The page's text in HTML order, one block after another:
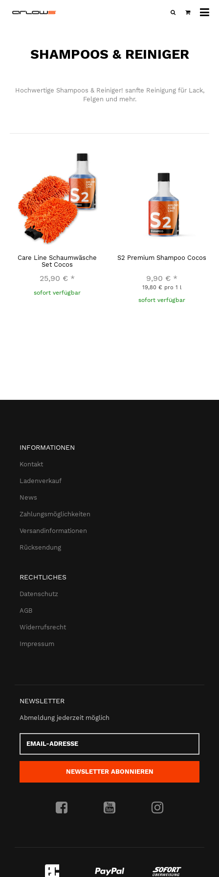
SHAMPOOS & REINIGER
Hochwertige Shampoos & Reiniger! sanfte Reinigung für Lack,
Felgen und mehr.
Care Line Schaumwäsche
Set Cocos
25,90 € *
sofort verfügbar
S2 Premium Shampoo Cocos
9,90 € *
19,80 € pro 1 l
sofort verfügbar
INFORMATIONEN
Kontakt
Ladenverkauf
News
Zahlungsmöglichkeiten
Versandinformationen
Rücksendung
RECHTLICHES
Datenschutz
AGB
Widerrufsrecht
Impressum
NEWSLETTER
Abmeldung jederzeit möglich
Adresse
NEWSLETTER ABONNIEREN